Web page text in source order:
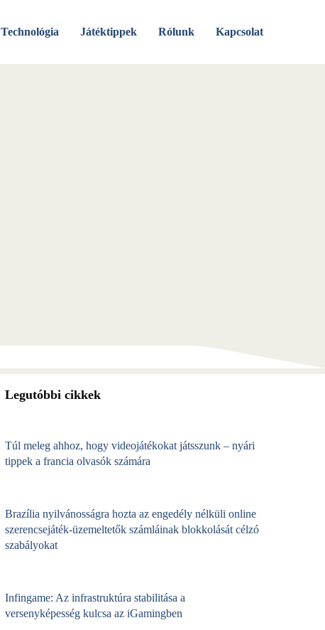
Technológia Játéktippek Rólunk Kapcsolat
Legutóbbi cikkek
Túl meleg ahhoz, hogy videojátékokat játsszunk – nyári
tippek a francia olvasók számára
Brazília nyilvánosságra hozta az engedély nélküli online
szerencsejáték‑üzemeltetők számláinak blokkolását célzó
szabályokat
Infingame: Az infrastruktúra stabilitása a
versenyképesség kulcsa az iGamingben